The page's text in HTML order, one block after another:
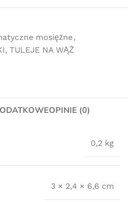
mosiężne,
TULEJE NA WĄŻ
OPINIE (0)
0,2 kg
3 × 2,4 × 6,6 cm